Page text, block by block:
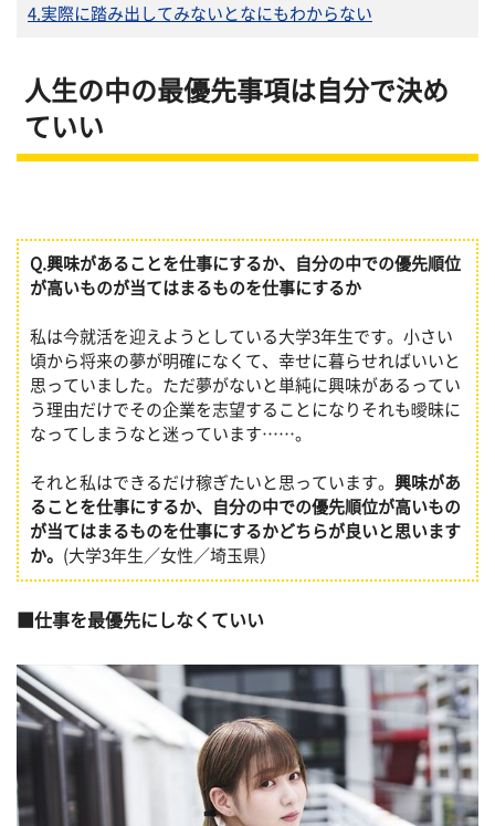
4.実際に踏み出してみないとなにもわからない
人生の中の最優先事項は自分で決め
ていい
Q.興味があることを仕事にするか、自分の中での優先順位
が高いものが当てはまるものを仕事にするか
私は今就活を迎えようとしている大学3年生です。小さい
頃から将来の夢が明確になくて、幸せに暮らせればいいと
思っていました。ただ夢がないと単純に興味があるってい
う理由だけでその企業を志望することになりそれも曖昧に
なってしまうなと迷っています……。
それと私はできるだけ稼ぎたいと思っています。 興味があ
ることを仕事にするか、自分の中での優先順位が高いもの
が当てはまるものを仕事にするかどちらが良いと思います
か。 (大学3年生／女性／埼玉県）
仕事を最優先にしなくていい